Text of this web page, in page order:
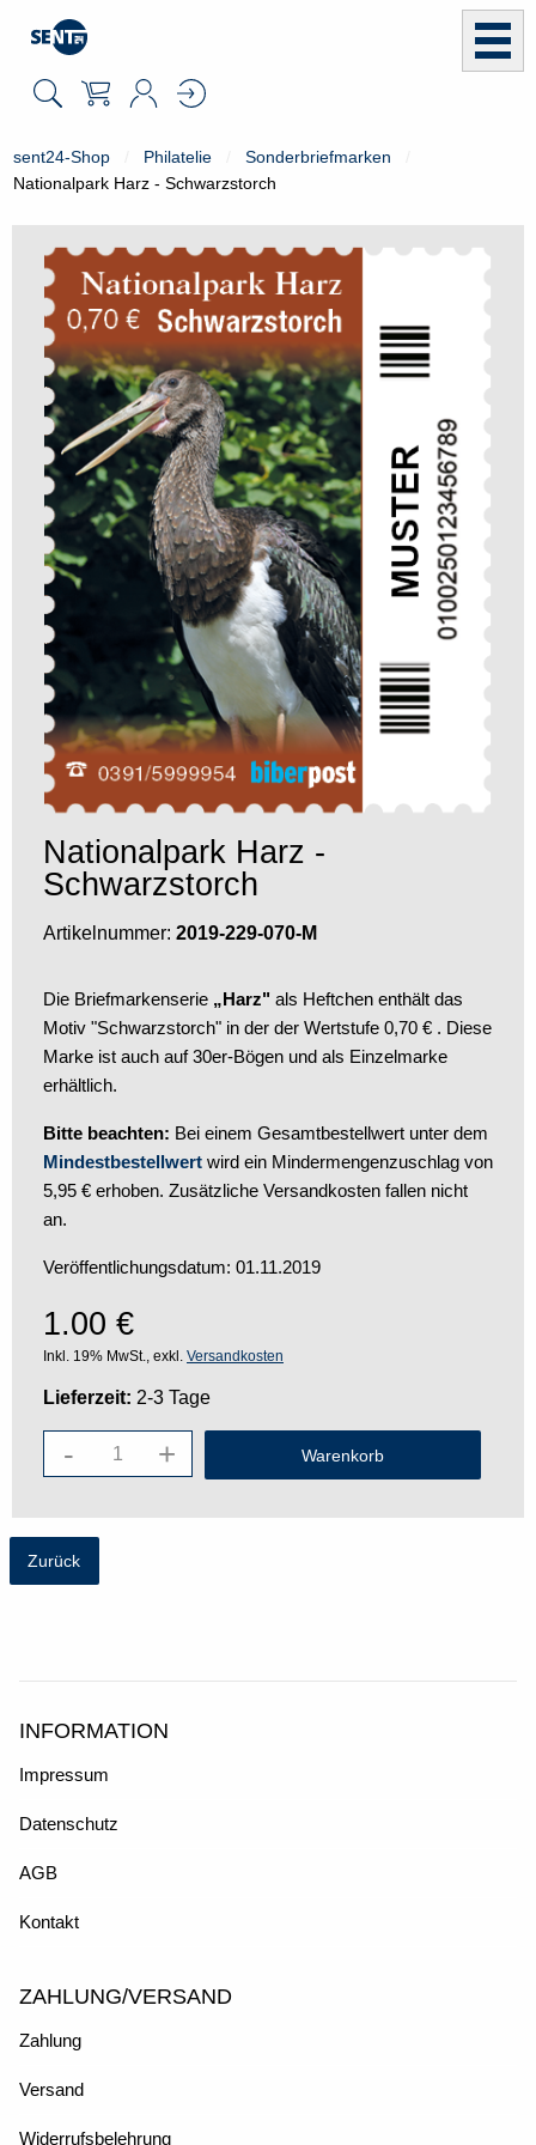
sent24-Shop Philatelie
Sonderbriefmarken
Nationalpark Harz - Schwarzstorch
Nationalpark Harz -
Schwarzstorch
Artikelnummer: 2019-229-070-M
Die Briefmarkenserie „Harz" als Heftchen enthält das
Motiv "Schwarzstorch" in der der Wertstufe 0,70 € . Diese
Marke ist auch auf 30er-Bögen und als Einzelmarke
erhältlich.
Bitte beachten: Bei einem Gesamtbestellwert unter dem
Mindestbestellwert wird ein Mindermengenzuschlag von
5,95 € erhoben. Zusätzliche Versandkosten fallen nicht
an.
Veröffentlichungsdatum: 01.11.2019
1.00 €
Inkl. 19% MwSt., exkl. Versandkosten
Lieferzeit: 2-3 Tage
- +
Zurück
INFORMATION
Impressum
Datenschutz
AGB
Kontakt
ZAHLUNG/VERSAND
Zahlung
Versand
Widerrufsbelehrung